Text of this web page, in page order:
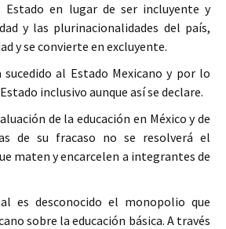
Estado en lugar de ser incluyente y
y las plurinacionalidades del país,
y se convierte en excluyente.
al Estado Mexicano y por lo
inclusivo aunque así se declare.
de la educación en México y de
de su fracaso no se resolverá el
maten y encarcelen a integrantes de
es desconocido el monopolio que
sobre la educación básica. A través